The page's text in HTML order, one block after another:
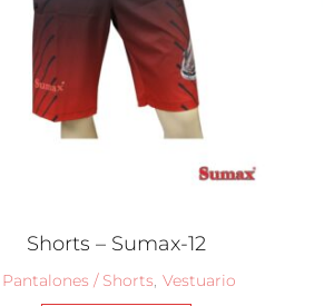
Shorts – Sumax-12
Pantalones / Shorts, Vestuario